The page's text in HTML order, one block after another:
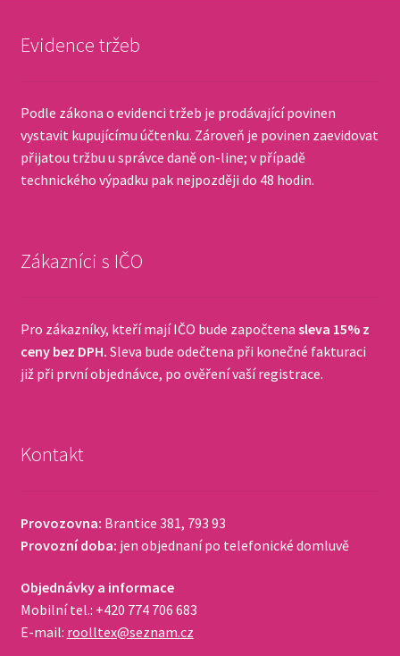
Evidence tržeb
Podle zákona o evidenci tržeb je prodávající povinen
vystavit kupujícímu účtenku. Zároveň je povinen zaevidovat
přijatou tržbu u správce daně on-line; v případě
technického výpadku pak nejpozději do 48 hodin.
Zákazníci s IČO
Pro zákazníky, kteří mají IČO bude započtena sleva 15% z
ceny bez DPH. Sleva bude odečtena při konečné fakturaci
již při první objednávce, po ověření vaší registrace.
Kontakt
Provozovna: Brantice 381, 793 93
Provozní doba: jen objednaní po telefonické domluvě
Objednávky a informace
Mobilní tel.: +420 774 706 683
E-mail: roolltex@seznam.cz